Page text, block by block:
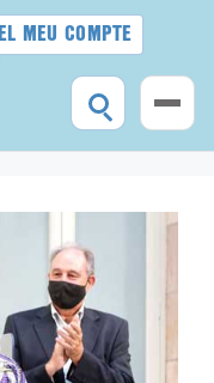
EL MEU COMPTE